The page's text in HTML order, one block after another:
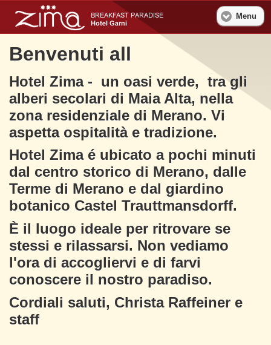
Menu
Benvenuti all
Hotel Zima - un oasi verde, tra gli
alberi secolari di Maia Alta, nella
zona residenziale di Merano. Vi
aspetta ospitalità e tradizione.
Hotel Zima é ubicato a pochi minuti
dal centro storico di Merano, dalle
Terme di Merano e dal giardino
botanico Castel Trauttmansdorff.
È il luogo ideale per ritrovare se
stessi e rilassarsi. Non vediamo
l'ora di accogliervi e di farvi
conoscere il nostro paradiso.
Cordiali saluti, Christa Raffeiner e
staff